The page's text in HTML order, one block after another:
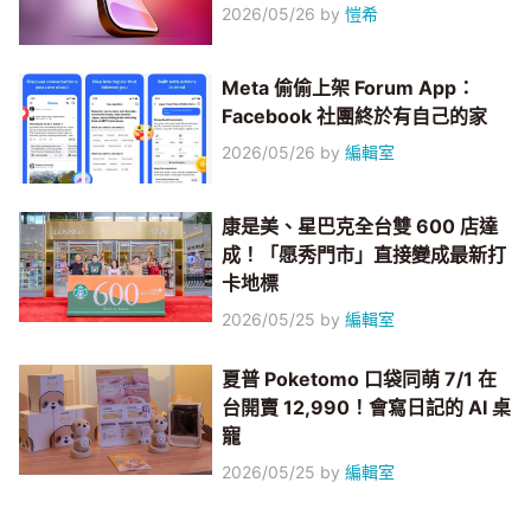
2026/05/26 by愷希
Meta 偷偷上架 Forum App：
Facebook 社團終於有自己的家
2026/05/26 by編輯室
康是美、星巴克全台雙 600 店達
成！「愿秀門市」直接變成最新打
卡地標
2026/05/25 by編輯室
夏普 Poketomo 口袋同萌 7/1 在
台開賣 12,990！會寫日記的 AI 桌
寵
2026/05/25 by編輯室